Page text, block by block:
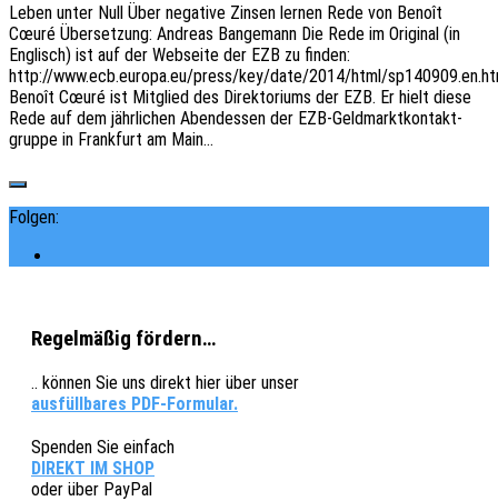
Leben unter Null Über nega­ti­ve Zinsen lernen Rede von Benoît
Cœuré Über­set­zung: Andre­as Bange­mann Die Rede im Origi­nal (in
Englisch) ist auf der Websei­te der EZB zu finden:
http://www.ecb.europa.eu/press/key/date/2014/html/
Benoît Cœuré ist Mitglied des Direk­to­ri­ums der EZB. Er hielt diese
Rede auf dem jähr­li­chen Abend­essen der EZB-Geld­­mark­t­­kon­­­tak­t­­
grup­­pe in Frank­furt am Main…
Folgen:
Regelmäßig fördern…
.. können Sie uns direkt hier über unser
ausfüllbares PDF-Formular.
Spenden Sie einfach
DIREKT IM SHOP
oder über PayPal